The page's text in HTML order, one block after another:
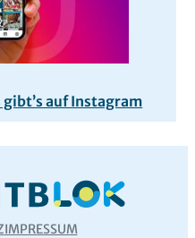
auf Instagram
IMPRESSUM